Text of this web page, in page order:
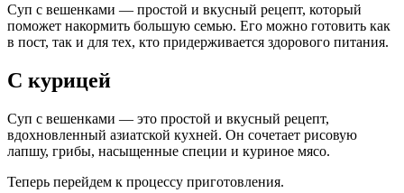
Суп с вешенками — простой и вкусный рецепт, который
поможет накормить большую семью. Его можно готовить как
в пост, так и для тех, кто придерживается здорового питания.
С курицей
Суп с вешенками — это простой и вкусный рецепт,
вдохновленный азиатской кухней. Он сочетает рисовую
лапшу, грибы, насыщенные специи и куриное мясо.
Теперь перейдем к процессу приготовления.